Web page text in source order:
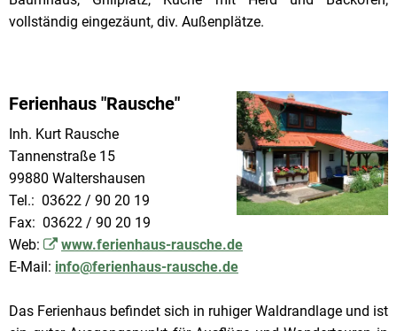
vollständig eingezäunt, div. Außenplätze.
Ferienhaus "Rausche"
Inh. Kurt Rausche
Tannenstraße 15
99880 Waltershausen
Tel.: 03622 / 90 20 19
Fax: 03622 / 90 20 19
Web:
www.ferienhaus-rausche.de
E-Mail: info@ferienhaus-rausche.de
Das Ferienhaus befindet sich in ruhiger Waldrandlage und ist